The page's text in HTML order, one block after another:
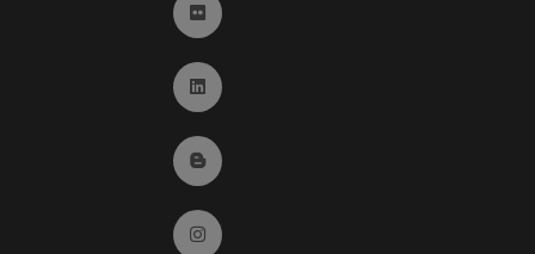
Ir a Flickr (abre en ventana nueva)
Ir a Linkedin (abre en ventana nueva)
Ir al Blog (abre en ventana nueva)
Ir a Instagram (abre en ventana nueva)